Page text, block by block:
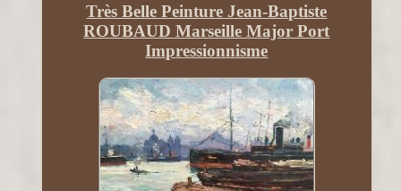
Très Belle Peinture Jean-Baptiste
ROUBAUD Marseille Major Port
Impressionnisme